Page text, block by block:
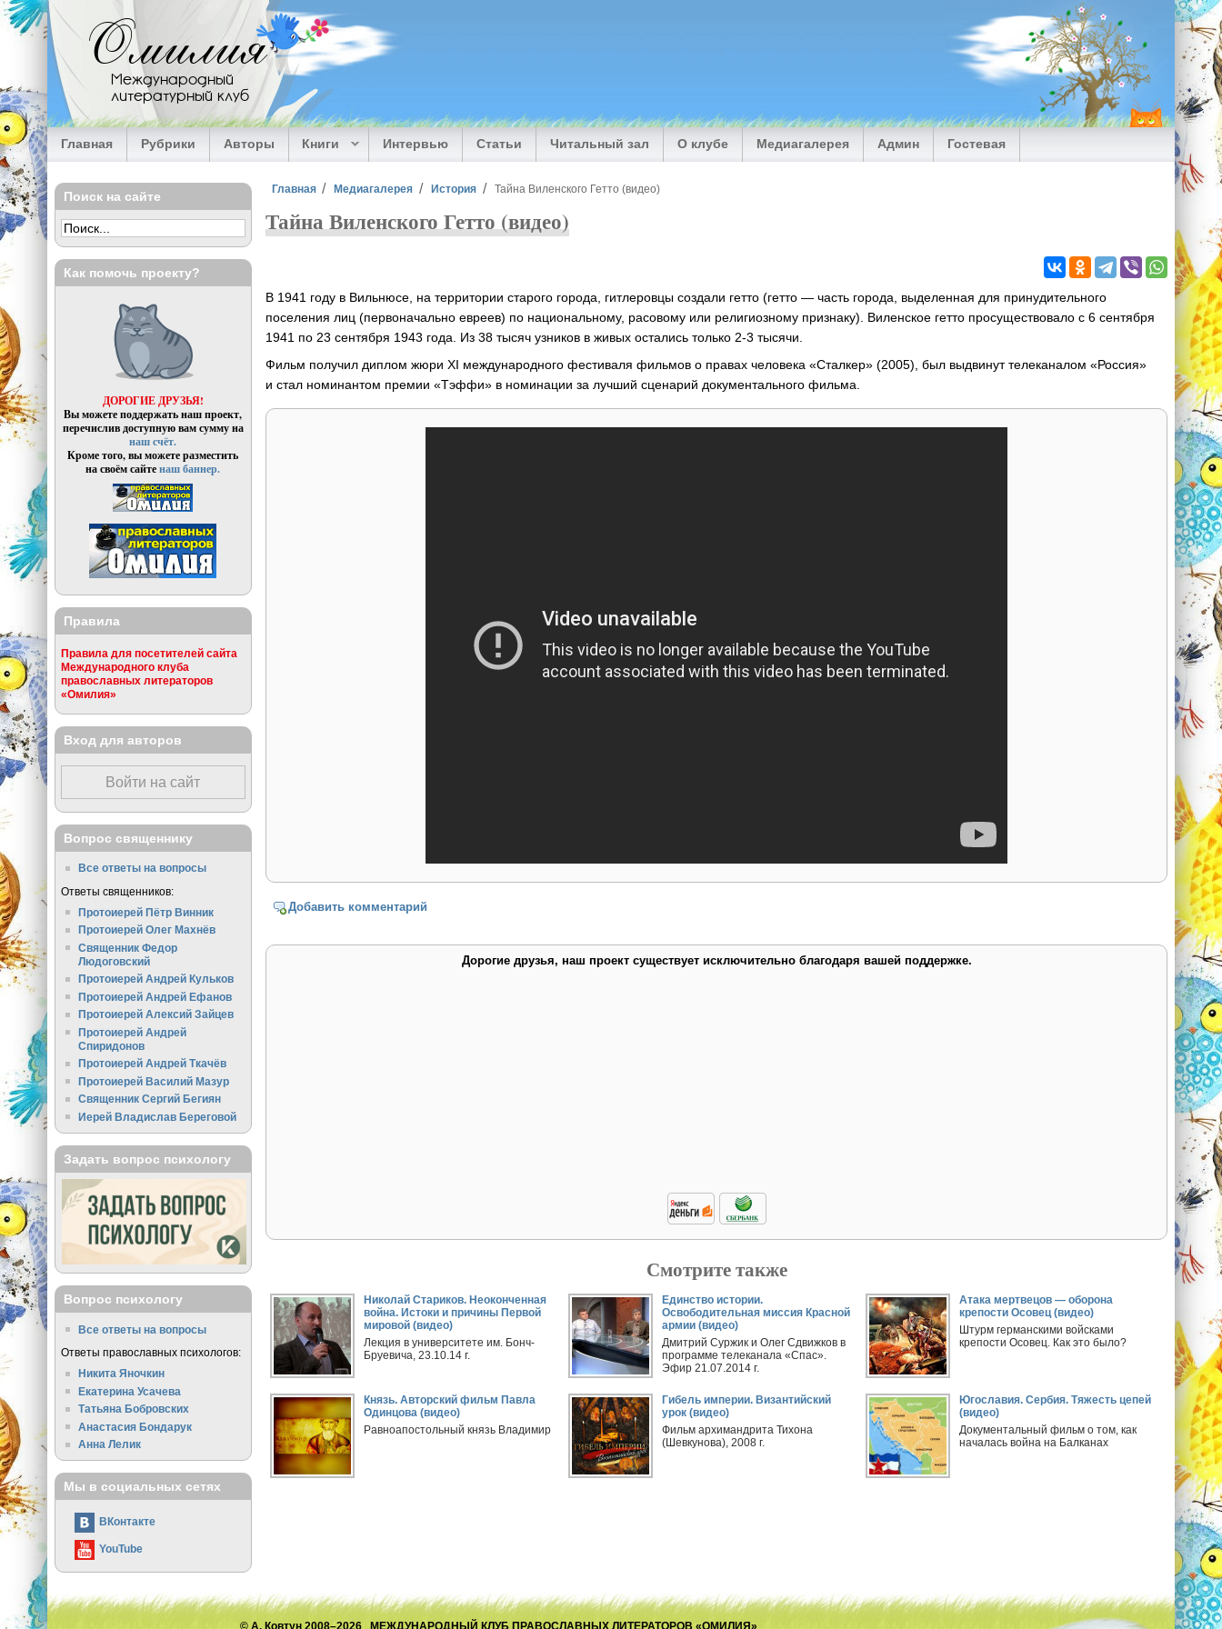
Перейти к основному содержанию
Омилия
Международный
литературный клуб
Главная Рубрики Авторы Книги Интервью Статьи Читальный зал О клубе Медиагалерея Админ Гостевая
Вы здесь
Главная Медиагалерея История Тайна Виленского Гетто (видео)
Тайна Виленского Гетто (видео)
В 1941 году в Вильнюсе, на территории старого города, гитлеровцы создали гетто (гетто — часть города, выделенная для принудительного
поселения лиц (первоначально евреев) по национальному, расовому или религиозному признаку). Виленское гетто просуществовало с 6 сентября
1941 по 23 сентября 1943 года. Из 38 тысяч узников в живых остались только 2-3 тысячи.
Фильм получил диплом жюри XI международного фестиваля фильмов о правах человека «Сталкер» (2005), был выдвинут телеканалом «Россия»
и стал номинантом премии «Тэффи» в номинации за лучший сценарий документального фильма.
Добавить комментарий
Дорогие друзья, наш проект существует исключительно благодаря вашей поддержке.
Смотрите также
Николай Стариков. Неоконченная
война. Истоки и причины Первой
мировой (видео)
Лекция в университете им. Бонч-
Бруевича, 23.10.14 г.
Единство истории.
Освободительная миссия Красной
армии (видео)
Дмитрий Суржик и Олег Сдвижков в
программе телеканала «Спас».
Эфир 21.07.2014 г.
Атака мертвецов — оборона
крепости Осовец (видео)
Штурм германскими войсками
крепости Осовец. Как это было?
Князь. Авторский фильм Павла
Одинцова (видео)
Равноапостольный князь Владимир
Гибель империи. Византийский
урок (видео)
Фильм архимандрита Тихона
(Шевкунова), 2008 г.
Югославия. Сербия. Тяжесть цепей
(видео)
Документальный фильм о том, как
началась война на Балканах
Поиск на сайте
Как помочь проекту?
ДОРОГИЕ ДРУЗЬЯ!
Вы можете поддержать наш проект,
перечислив доступную вам сумму на
наш счёт.
Кроме того, вы можете разместить
на своём сайтенаш баннер.
Правила
Правила для посетителей сайта
Международного клуба
православных литераторов
«Омилия»
Вход для авторов
Войти на сайт
Вопрос священнику
Все ответы на вопросы
Ответы священников:
Протоиерей Пётр Винник
Протоиерей Олег Махнёв
Священник Федор
Людоговский
Протоиерей Андрей Кульков
Протоиерей Андрей Ефанов
Протоиерей Алексий Зайцев
Протоиерей Андрей
Спиридонов
Протоиерей Андрей Ткачёв
Протоиерей Василий Мазур
Священник Сергий Бегиян
Иерей Владислав Береговой
Задать вопрос психологу
Вопрос психологу
Все ответы на вопросы
Ответы православных психологов:
Никита Яночкин
Екатерина Усачева
Татьяна Бобровских
Анастасия Бондарук
Анна Лелик
Мы в социальных сетях
ВКонтакте
YouTube
© А. Ковтун 2008–2026 МЕЖДУНАРОДНЫЙ КЛУБ ПРАВОСЛАВНЫХ ЛИТЕРАТОРОВ «ОМИЛИЯ»